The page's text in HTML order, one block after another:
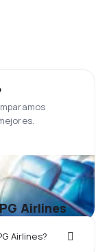
Airlines
Airlines?